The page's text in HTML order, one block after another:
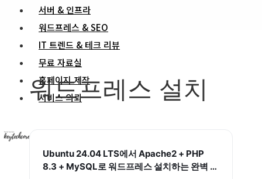
서버 & 인프라
워드프레스 & SEO
IT 트렌드 & 테크 리뷰
무료 자료실
홈페이지 제작
서비스 의뢰
워드프레스 설치
Ubuntu 24.04 LTS에서 Apache2 + PHP
8.3 + MySQL로 워드프레스 설치하는 완벽 가